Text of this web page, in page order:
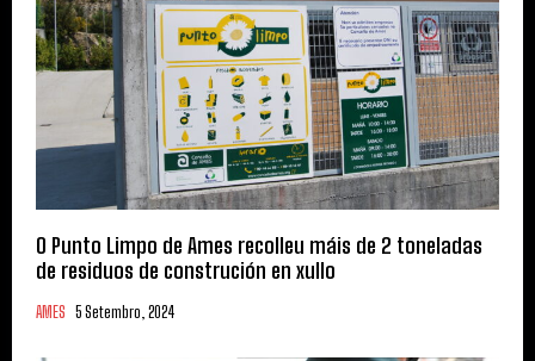
O Punto Limpo de Ames recolleu máis de 2 toneladas
de residuos de construción en xullo
AMES 5 Setembro, 2024